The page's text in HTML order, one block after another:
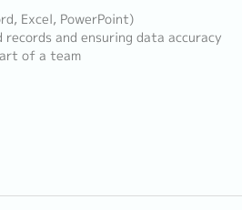
Excel, PowerPoint)
and ensuring data accuracy
of a team